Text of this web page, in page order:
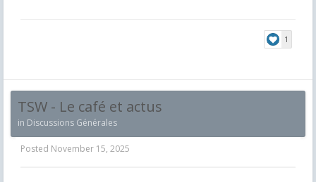
1
TSW - Le café et actus
in Discussions Générales
Posted November 15, 2025